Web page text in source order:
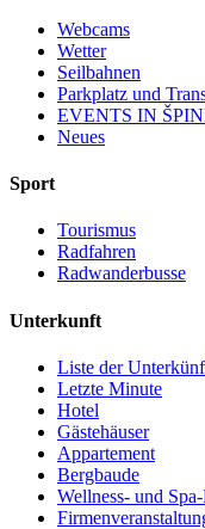
Webcams
Wetter
Seilbahnen
Parkplatz und
EVENTS IN
Neues
Sport
Tourismus
Radfahren
Radwanderbusse
Unterkunft
Liste der
Letzte Minute
Hotel
Gästehäuser
Appartement
Bergbaude
Wellness- und